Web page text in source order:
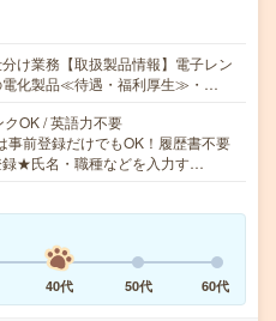
け業務【取扱製品情報】電子レン
電化製品≪待遇・福利厚生≫・…
OK / 英語力不要
前登録だけでもOK！履歴書不要
録★氏名・職種などを入力す…
40代 50代 60代